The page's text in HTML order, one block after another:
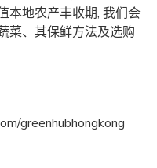
本地农产丰收期, 我们会
菜、其保鲜方法及选购
greenhubhongkong